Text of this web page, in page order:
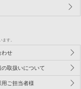
す。
わせ
の取扱いについて
用ご担当者様